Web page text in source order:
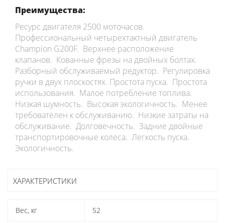
Преимущества:
Ресурс двигателя 2500 моточасов.
Профессиональный четырехтактный двигатель
Champion G200F. Верхнее расположение
клапанов. Кованные фрезы на двойных болтах.
Разборный обслуживаемый редуктор. Регулировка
ручки в двух плоскостях. Простота пуска. Простота
использования. Малое потребление топлива.
Низкая шумность. Высокая экологичность. Менее
требователен к обслуживанию. Низкие затраты на
обслуживание. Долговечность. Задние двойные
транспортировочные колеса. Легкость пуска.
Экологичность.
ХАРАКТЕРИСТИКИ
Вес, кг 52